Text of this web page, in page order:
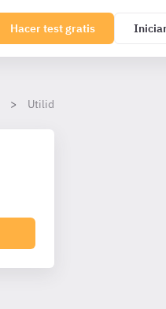
Hacer test gratis
Utilidades de las hojas de